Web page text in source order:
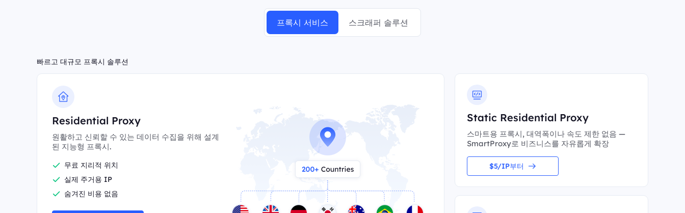
프록시 서비스 스크래퍼 솔루션
빠르고 대규모 프록시 솔루션
Residential Proxy
원활하고 신뢰할 수 있는 데이터 수집을 위해 설계
된 지능형 프록시.
무료 지리적 위치
실제 주거용 IP
숨겨진 비용 없음
Static Residential Proxy
스마트용 프록시, 대역폭이나 속도 제한 없음 —
SmartProxy로 비즈니스를 자유롭게 확장
$5/IP부터